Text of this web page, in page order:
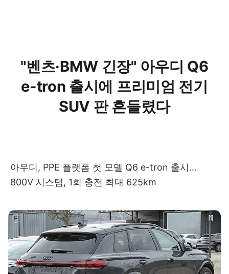
"벤츠·BMW 긴장" 아우디 Q6
e-tron 출시에 프리미엄 전기
SUV 판 흔들렸다
아우디, PPE 플랫폼 첫 모델 Q6 e-tron 출시…
800V 시스템, 1회 충전 최대 625km